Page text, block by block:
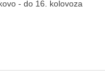
- do 16. kolovoza